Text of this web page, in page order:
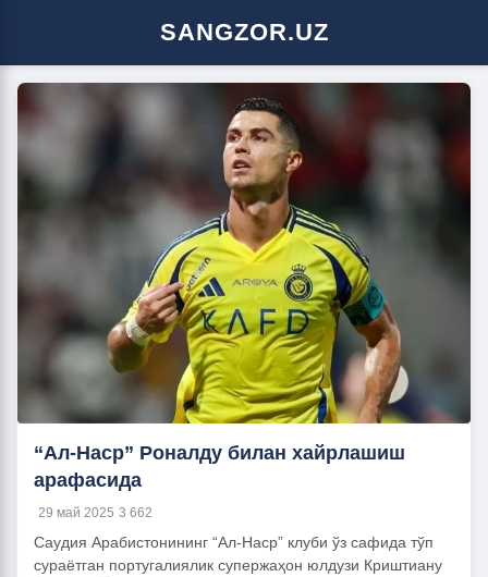
SANGZOR.UZ
“Ал-Наср” Роналду билан хайрлашиш
арафасида
29 май 2025 3 662
Саудия Арабистонининг “Ал-Наср” клуби ўз сафида тўп
сураётган португалиялик супержаҳон юлдузи Криштиану